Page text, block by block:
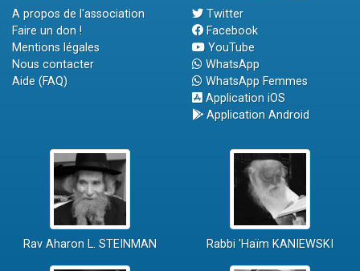
A propos de l'association
Faire un don !
Mentions légales
Nous contacter
Aide (FAQ)
Twitter
Facebook
YouTube
WhatsApp
WhatsApp Femmes
Application iOS
Application Android
Rav Aharon L. STEINMAN Rabbi 'Haïm KANIEWSKI